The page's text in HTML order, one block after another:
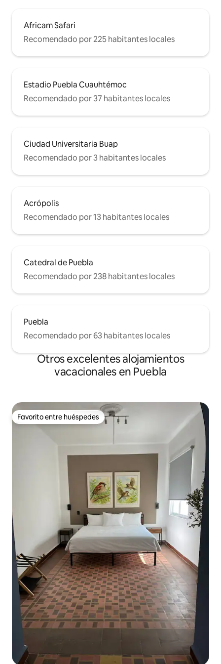
Africam Safari
Recomendado por 225 habitantes locales
Estadio Puebla Cuauhtémoc
Recomendado por 37 habitantes locales
Ciudad Universitaria Buap
Recomendado por 3 habitantes locales
Acrópolis
Recomendado por 13 habitantes locales
Catedral de Puebla
Recomendado por 238 habitantes locales
Puebla
Recomendado por 63 habitantes locales
Otros excelentes alojamientos
vacacionales en Puebla
Favorito entre huéspedes
Favorito entre huéspedes